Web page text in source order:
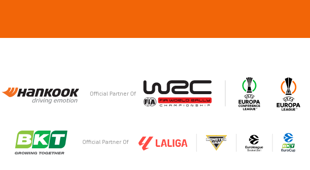
Official Partner Of
Official Partner Of